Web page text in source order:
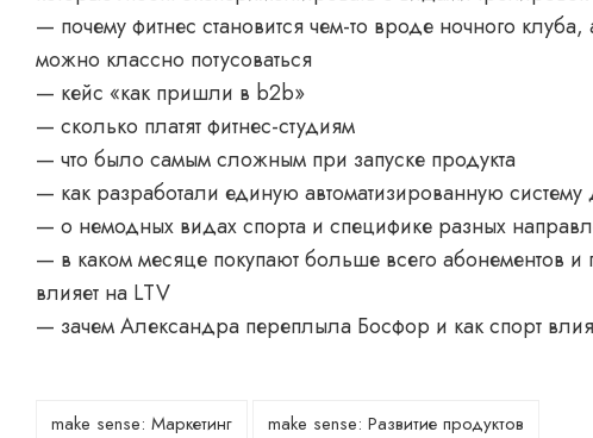
— почему фитнес становится чем-то вроде ночного
можно классно потусоваться
— кейс «как пришли в b2b»
— сколько платят фитнес-студиям
— что было самым сложным при запуске продукта
— как разработали единую автоматизированную систему
— о немодных видах спорта и специфике разных
— в каком месяце покупают больше всего абонементов и
влияет на LTV
— зачем Александра переплыла Босфор и как спорт
make sense: Маркетинг make sense: Развитие продуктов